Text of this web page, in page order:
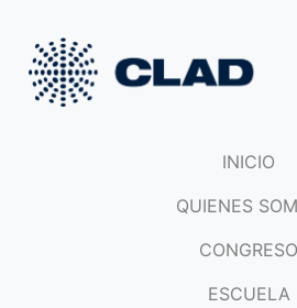
INICIO
QUIENES
CONGRESO
ESCUELA